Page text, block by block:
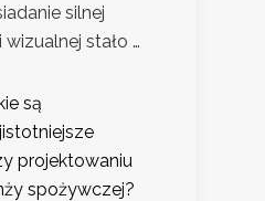
silnej
stało …
są
projektowaniu
spożywczej?